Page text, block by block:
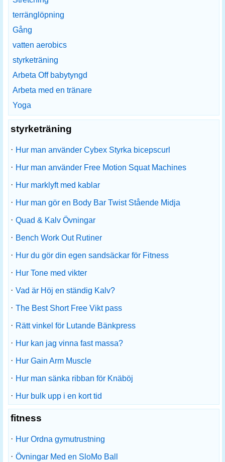
terränglöpning
Gång
vatten aerobics
styrketräning
Arbeta Off babytyngd
Arbeta med en tränare
Yoga
styrketräning
· Hur man använder Cybex Styrka bicepscurl
· Hur man använder Free Motion Squat Machines
· Hur marklyft med kablar
· Hur man gör en Body Bar Twist Stående Midja
· Quad & Kalv Övningar
· Bench Work Out Rutiner
· Hur du gör din egen sandsäckar för Fitness
· Hur Tone med vikter
· Vad är Höj en ständig Kalv?
· The Best Short Free Vikt pass
· Rätt vinkel för Lutande Bänkpress
· Hur kan jag vinna fast massa?
· Hur Gain Arm Muscle
· Hur man sänka ribban för Knäböj
· Hur bulk upp i en kort tid
fitness
· Hur Ordna gymutrustning
· Övningar Med en SloMo Ball